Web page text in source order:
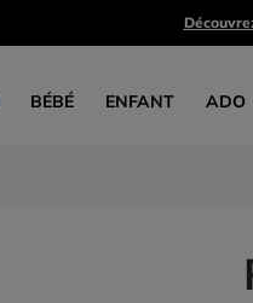
BÉBÉ ENFANT ADO